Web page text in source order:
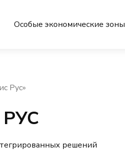
Особые экономические зоны
Рус»
решений